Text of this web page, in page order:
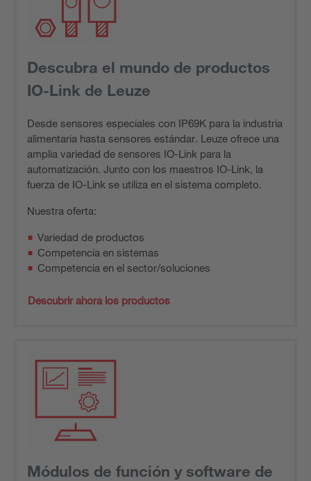
Descubra el mundo de productos
IO-Link de Leuze
Desde sensores especiales con IP69K para la industria
alimentaria hasta sensores estándar. Leuze ofrece una
amplia variedad de sensores IO-Link para la
automatización. Junto con los maestros IO-Link, la
fuerza de IO-Link se utiliza en el sistema completo.
Nuestra oferta:
Variedad de productos
Competencia en sistemas
Competencia en el sector/soluciones
Descubrir ahora los productos
Módulos de función y software de